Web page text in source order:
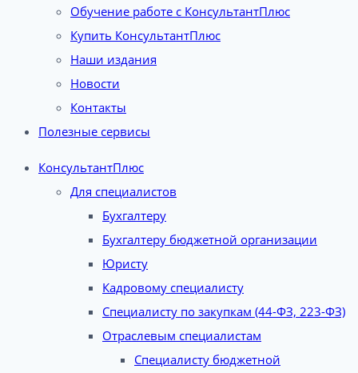
Обучение работе с КонсультантПлюс
Купить КонсультантПлюс
Наши издания
Новости
Контакты
Полезные сервисы
КонсультантПлюс
Для специалистов
Бухгалтеру
Бухгалтеру бюджетной организации
Юристу
Кадровому специалисту
Специалисту по закупкам (44-ФЗ, 223-ФЗ)
Отраслевым специалистам
Специалисту бюджетной